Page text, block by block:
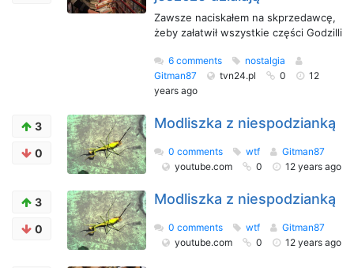
Zawsze naciskałem na skprzedawcę,
żeby załatwił wszystkie części Godzilli
6 comments
nostalgia
Gitman87
tvn24.pl 0
12
years ago
3
0
Modliszka z niespodzianką
0 comments wtf
Gitman87
youtube.com
0 12 years ago
3
0
Modliszka z niespodzianką
0 comments wtf
Gitman87
youtube.com
0 12 years ago